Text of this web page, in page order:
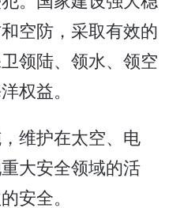
空防，采取有效的
领陆、领水、领空
权益。
维护在太空、电
大安全领域的活
安全。